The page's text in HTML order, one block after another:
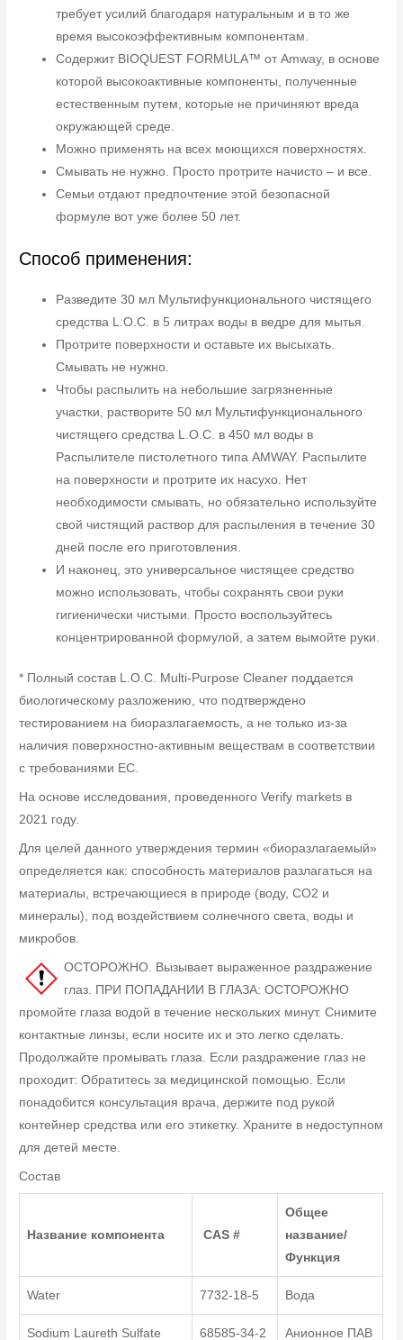
требует усилий благодаря натуральным и в то же
время высокоэффективным компонентам.
Содержит BIOQUEST FORMULA™ от Amway, в основе
которой высокоактивные компоненты, полученные
естественным путем, которые не причиняют вреда
окружающей среде.
Можно применять на всех моющихся поверхностях.
Смывать не нужно. Просто протрите начисто – и все.
Семьи отдают предпочтение этой безопасной
формуле вот уже более 50 лет.
Способ применения:
Разведите 30 мл Мультифункционального чистящего
средства L.O.C. в 5 литрах воды в ведре для мытья.
Протрите поверхности и оставьте их высыхать.
Смывать не нужно.
Чтобы распылить на небольшие загрязненные
участки, растворите 50 мл Мультифункционального
чистящего средства L.O.C. в 450 мл воды в
Распылителе пистолетного типа AMWAY. Распылите
на поверхности и протрите их насухо. Нет
необходимости смывать, но обязательно используйте
свой чистящий раствор для распыления в течение 30
дней после его приготовления.
И наконец, это универсальное чистящее средство
можно использовать, чтобы сохранять свои руки
гигиенически чистыми. Просто воспользуйтесь
концентрированной формулой, а затем вымойте руки.
* Полный состав L.O.C. Multi-Purpose Cleaner поддается
биологическому разложению, что подтверждено
тестированием на биоразлагаемость, а не только из-за
наличия поверхностно-активным веществам в соответствии
с требованиями ЕС.
На основе исследования, проведенного Verify markets в
2021 году.
Для целей данного утверждения термин «биоразлагаемый»
определяется как: способность материалов разлагаться на
материалы, встречающиеся в природе (воду, CO2 и
минералы), под воздействием солнечного света, воды и
микробов.
ОСТОРОЖНО. Вызывает выраженное раздражение
глаз. ПРИ ПОПАДАНИИ В ГЛАЗА: ОСТОРОЖНО
промойте глаза водой в течение нескольких минут. Снимите
контактные линзы, если носите их и это легко сделать.
Продолжайте промывать глаза. Если раздражение глаз не
проходит: Обратитесь за медицинской помощью. Если
понадобится консультация врача, держите под рукой
контейнер средства или его этикетку. Храните в недоступном
для детей месте.
Состав
Название компонента CAS #
Общее
название/
Функция
Water 7732-18-5 Вода
Sodium Laureth Sulfate 68585-34-2 Анионное ПАВ